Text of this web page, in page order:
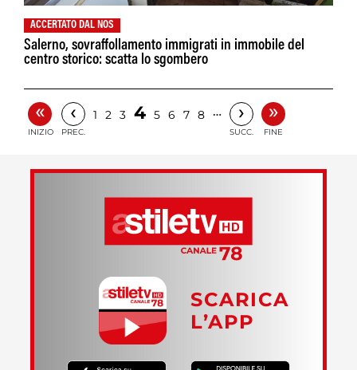
ACCERTATO DAL NOS
Salerno, sovraffollamento immigrati in immobile del
centro storico: scatta lo sgombero
«
INIZIO
‹
PREC.
1 2 3 4 5 6 7 8 … ›
SUCC.
»
FINE
SCARICA
L’APP